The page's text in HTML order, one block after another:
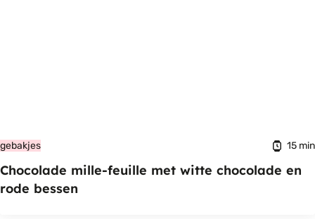
gebakjes 15 min
Chocolade mille-feuille met witte chocolade en
rode bessen